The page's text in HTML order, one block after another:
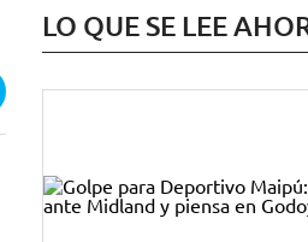
LO QUE SE LEE